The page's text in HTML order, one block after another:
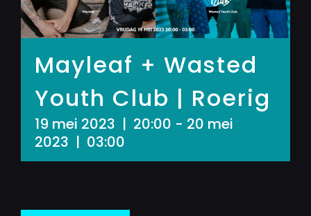
Mayleaf + Wasted
Youth Club | Roerig
19 mei 2023 | 20:00 - 20 mei
2023 | 03:00